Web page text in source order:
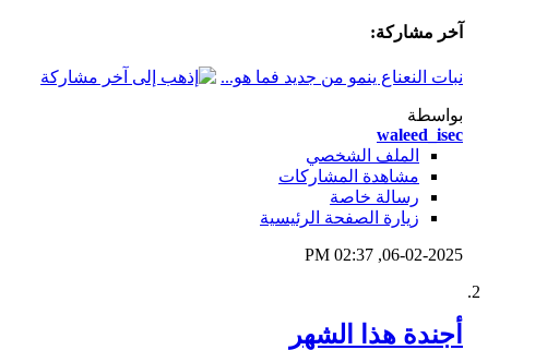
آخر مشاركة:
نبات النعناع ينمو من جديد فما هو...
بواسطة
waleed_isec
الملف الشخصي
مشاهدة المشاركات
رسالة خاصة
زيارة الصفحة الرئيسية
06-02-2025,
02:37 PM
أجندة هذا الشهر